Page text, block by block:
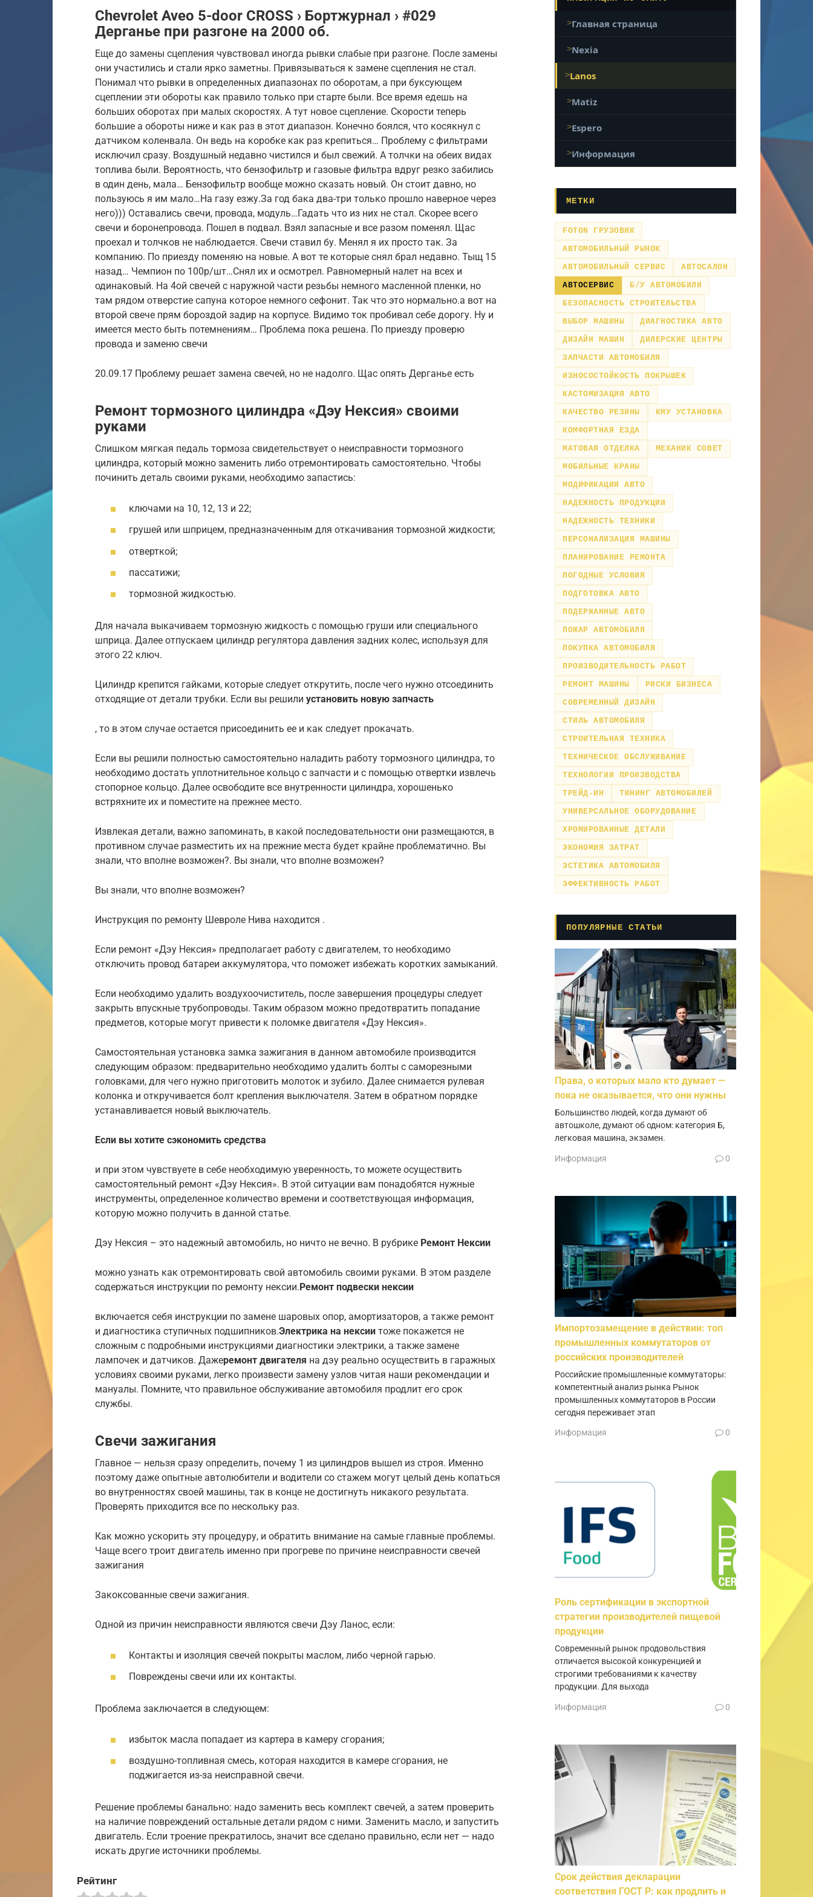
Chevrolet Aveo 5-door CROSS › Бортжурнал › #029
Дерганье при разгоне на 2000 об.
Еще до замены сцепления чувствовал иногда рывки слабые при разгоне. После замены
они участились и стали ярко заметны. Привязываться к замене сцепления не стал.
Понимал что рывки в определенных диапазонах по оборотам, а при буксующем
сцеплении эти обороты как правило только при старте были. Все время едешь на
больших оборотах при малых скоростях. А тут новое сцепление. Скорости теперь
большие а обороты ниже и как раз в этот диапазон. Конечно боялся, что косякнул с
датчиком коленвала. Он ведь на коробке как раз крепиться… Проблему с фильтрами
исключил сразу. Воздушный недавно чистился и был свежий. А толчки на обеих видах
топлива были. Вероятность, что бензофильтр и газовые фильтра вдруг резко забились
в один день, мала… Бензофильтр вообще можно сказать новый. Он стоит давно, но
пользуюсь я им мало…На газу езжу.За год бака два-три только прошло наверное через
него))) Оставались свечи, провода, модуль…Гадать что из них не стал. Скорее всего
свечи и боронепровода. Пошел в подвал. Взял запасные и все разом поменял. Щас
проехал и толчков не наблюдается. Свечи ставил бу. Менял я их просто так. За
компанию. По приезду поменяю на новые. А вот те которые снял брал недавно. Тыщ 15
назад… Чемпион по 100р/шт…Снял их и осмотрел. Равномерный налет на всех и
одинаковый. На 4ой свечей с наружной части резьбы немного масленной пленки, но
там рядом отверстие сапуна которое немного сефонит. Так что это нормально.а вот на
второй свече прям бороздой задир на корпусе. Видимо ток пробивал себе дорогу. Ну и
имеется место быть потемнениям… Проблема пока решена. По приезду проверю
провода и заменю свечи
20.09.17 Проблему решает замена свечей, но не надолго. Щас опять Дерганье есть
Ремонт тормозного цилиндра «Дэу Нексия» своими
руками
Слишком мягкая педаль тормоза свидетельствует о неисправности тормозного
цилиндра, который можно заменить либо отремонтировать самостоятельно. Чтобы
починить деталь своими руками, необходимо запастись:
ключами на 10, 12, 13 и 22;
грушей или шприцем, предназначенным для откачивания тормозной жидкости;
отверткой;
пассатижи;
тормозной жидкостью.
Для начала выкачиваем тормозную жидкость с помощью груши или специального
шприца. Далее отпускаем цилиндр регулятора давления задних колес, используя для
этого 22 ключ.
Цилиндр крепится гайками, которые следует открутить, после чего нужно отсоединить
отходящие от детали трубки. Если вы решили установить новую запчасть
, то в этом случае остается присоединить ее и как следует прокачать.
Если вы решили полностью самостоятельно наладить работу тормозного цилиндра, то
необходимо достать уплотнительное кольцо с запчасти и с помощью отвертки извлечь
стопорное кольцо. Далее освободите все внутренности цилиндра, хорошенько
встряхните их и поместите на прежнее место.
Извлекая детали, важно запоминать, в какой последовательности они размещаются, в
противном случае разместить их на прежние места будет крайне проблематично. Вы
знали, что вполне возможен?. Вы знали, что вполне возможен?
Вы знали, что вполне возможен?
Инструкция по ремонту Шевроле Нива находится .
Если ремонт «Дэу Нексия» предполагает работу с двигателем, то необходимо
отключить провод батареи аккумулятора, что поможет избежать коротких замыканий.
Если необходимо удалить воздухоочиститель, после завершения процедуры следует
закрыть впускные трубопроводы. Таким образом можно предотвратить попадание
предметов, которые могут привести к поломке двигателя «Дэу Нексия».
Самостоятельная установка замка зажигания в данном автомобиле производится
следующим образом: предварительно необходимо удалить болты с саморезными
головками, для чего нужно приготовить молоток и зубило. Далее снимается рулевая
колонка и откручивается болт крепления выключателя. Затем в обратном порядке
устанавливается новый выключатель.
Если вы хотите сэкономить средства
и при этом чувствуете в себе необходимую уверенность, то можете осуществить
самостоятельный ремонт «Дэу Нексия». В этой ситуации вам понадобятся нужные
инструменты, определенное количество времени и соответствующая информация,
которую можно получить в данной статье.
Дэу Нексия – это надежный автомобиль, но ничто не вечно. В рубрике Ремонт Нексии
можно узнать как отремонтировать свой автомобиль своими руками. В этом разделе
содержаться инструкции по ремонту нексии.Ремонт подвески нексии
включается себя инструкции по замене шаровых опор, амортизаторов, а также ремонт
и диагностика ступичных подшипников.Электрика на нексии тоже покажется не
сложным с подробными инструкциями диагностики электрики, а также замене
лампочек и датчиков. Дажеремонт двигателя на дэу реально осуществить в гаражных
условиях своими руками, легко произвести замену узлов читая наши рекомендации и
мануалы. Помните, что правильное обслуживание автомобиля продлит его срок
службы.
Свечи зажигания
Главное — нельзя сразу определить, почему 1 из цилиндров вышел из строя. Именно
поэтому даже опытные автолюбители и водители со стажем могут целый день копаться
во внутренностях своей машины, так в конце не достигнуть никакого результата.
Проверять приходится все по нескольку раз.
Как можно ускорить эту процедуру, и обратить внимание на самые главные проблемы.
Чаще всего троит двигатель именно при прогреве по причине неисправности свечей
зажигания
Закоксованные свечи зажигания.
Одной из причин неисправности являются свечи Дэу Ланос, если:
Контакты и изоляция свечей покрыты маслом, либо черной гарью.
Повреждены свечи или их контакты.
Проблема заключается в следующем:
избыток масла попадает из картера в камеру сгорания;
воздушно-топливная смесь, которая находится в камере сгорания, не
поджигается из-за неисправной свечи.
Решение проблемы банально: надо заменить весь комплект свечей, а затем проверить
на наличие повреждений остальные детали рядом с ними. Заменить масло, и запустить
двигатель. Если троение прекратилось, значит все сделано правильно, если нет — надо
искать другие источники проблемы.
Рейтинг
Главная страница
Nexia
Lanos
Matiz
Espero
Информация
МЕТКИ
FOTON ГРУЗОВИК
АВТОМОБИЛЬНЫЙ РЫНОК
АВТОМОБИЛЬНЫЙ СЕРВИС
АВТОСАЛОН
АВТОСЕРВИС
Б/У АВТОМОБИЛИ
БЕЗОПАСНОСТЬ СТРОИТЕЛЬСТВА
ВЫБОР МАШИНЫ
ДИАГНОСТИКА АВТО
ДИЗАЙН МАШИН
ДИЛЕРСКИЕ ЦЕНТРЫ
ЗАПЧАСТИ АВТОМОБИЛЯ
ИЗНОСОСТОЙКОСТЬ ПОКРЫШЕК
КАСТОМИЗАЦИЯ АВТО
КАЧЕСТВО РЕЗИНЫ
КМУ УСТАНОВКА
КОМФОРТНАЯ ЕЗДА
МАТОВАЯ ОТДЕЛКА
МЕХАНИК СОВЕТ
МОБИЛЬНЫЕ КРАНЫ
МОДИФИКАЦИЯ АВТО
НАДЕЖНОСТЬ ПРОДУКЦИИ
НАДЕЖНОСТЬ ТЕХНИКИ
ПЕРСОНАЛИЗАЦИЯ МАШИНЫ
ПЛАНИРОВАНИЕ РЕМОНТА
ПОГОДНЫЕ УСЛОВИЯ
ПОДГОТОВКА АВТО
ПОДЕРЖАННЫЕ АВТО
ПОЖАР АВТОМОБИЛЯ
ПОКУПКА АВТОМОБИЛЯ
ПРОИЗВОДИТЕЛЬНОСТЬ РАБОТ
РЕМОНТ МАШИНЫ
РИСКИ БИЗНЕСА
СОВРЕМЕННЫЙ ДИЗАЙН
СТИЛЬ АВТОМОБИЛЯ
СТРОИТЕЛЬНАЯ ТЕХНИКА
ТЕХНИЧЕСКОЕ ОБСЛУЖИВАНИЕ
ТЕХНОЛОГИИ ПРОИЗВОДСТВА
ТРЕЙД-ИН
ТЮНИНГ АВТОМОБИЛЕЙ
УНИВЕРСАЛЬНОЕ ОБОРУДОВАНИЕ
ХРОМИРОВАННЫЕ ДЕТАЛИ
ЭКОНОМИЯ ЗАТРАТ
ЭСТЕТИКА АВТОМОБИЛЯ
ЭФФЕКТИВНОСТЬ РАБОТ
ПОПУЛЯРНЫЕ СТАТЬИ
Права, о которых мало кто думает —
пока не оказывается, что они нужны
Большинство людей, когда думают об
автошколе, думают об одном: категория Б,
легковая машина, экзамен.
Информация 0
Импортозамещение в действии: топ
промышленных коммутаторов от
российских производителей
Российские промышленные коммутаторы:
компетентный анализ рынка Рынок
промышленных коммутаторов в России
сегодня переживает этап
Информация 0
Роль сертификации в экспортной
стратегии производителей пищевой
продукции
Современный рынок продовольствия
отличается высокой конкуренцией и
строгими требованиями к качеству
продукции. Для выхода
Информация 0
Срок действия декларации
соответствия ГОСТ Р: как продлить и